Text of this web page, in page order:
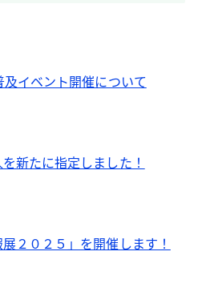
イベント開催について
新たに指定しました！
２０２５」を開催します！